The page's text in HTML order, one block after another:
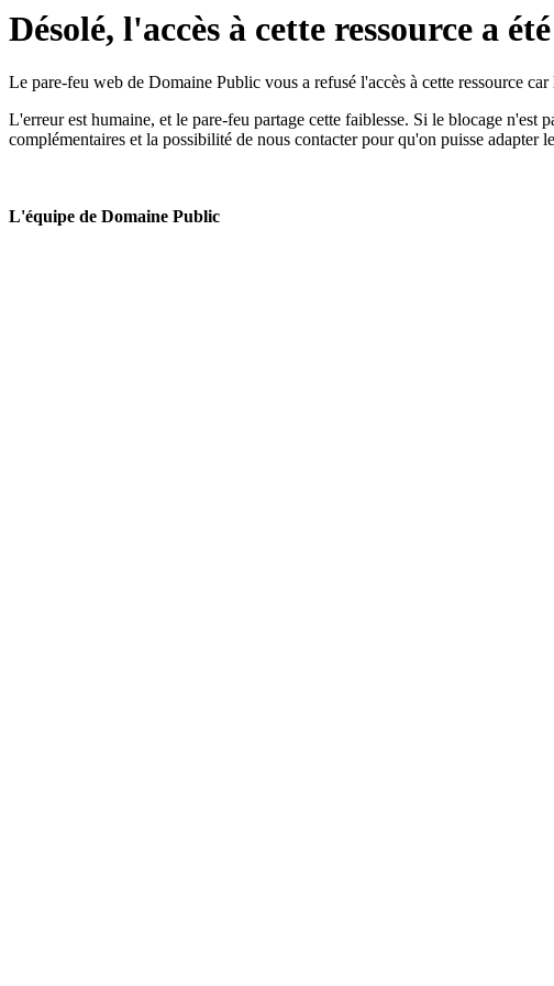
Désolé, l'accès à cette ressource a
Le pare-feu web de Domaine Public vous a refusé l'accès à cette ressource
L'erreur est humaine, et le pare-feu partage cette faiblesse. Si le blocage n'est
complémentaires et la possibilité de nous contacter pour qu'on puisse adapter
L'équipe de Domaine Public